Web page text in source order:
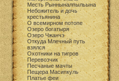
Месть Рынныналпыльына
Небожитель и дочь
крестьянина
О всемирном потопе
Озеро богатыря
Озеро Чжанчэ
Откуда Млечный путь
взялся
Охотники на тигров
Перевозчик
Песчаные мачты
Пещера Масипкуль
Платье феи